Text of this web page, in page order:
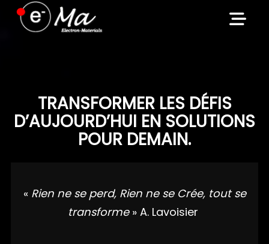
Skip
TRANSFORMER LES DÉFIS
D’AUJOURD’HUI EN SOLUTIONS
POUR DEMAIN.
« Rien ne se perd, Rien ne se Crée, tout se
transforme » A. Lavoisier